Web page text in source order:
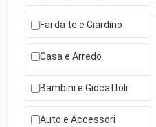
Fai da te e Giardino
Casa e Arredo
Bambini e Giocattoli
Auto e Accessori